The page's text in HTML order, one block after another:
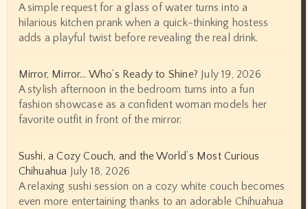
A simple request for a glass of water turns into a
hilarious kitchen prank when a quick-thinking hostess
adds a playful twist before revealing the real drink.
Mirror, Mirror… Who’s Ready to Shine? July 19, 2026
A stylish afternoon in the bedroom turns into a fun
fashion showcase as a confident woman models her
favorite outfit in front of the mirror.
Sushi, a Cozy Couch, and the World’s Most Curious
Chihuahua July 18, 2026
A relaxing sushi session on a cozy white couch becomes
even more entertaining thanks to an adorable Chihuahua